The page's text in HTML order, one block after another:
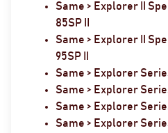
Same > Explorer II
85SP II
Same > Explorer II
95SP II
Same > Explorer
Same > Explorer
Same > Explorer
Same > Explorer